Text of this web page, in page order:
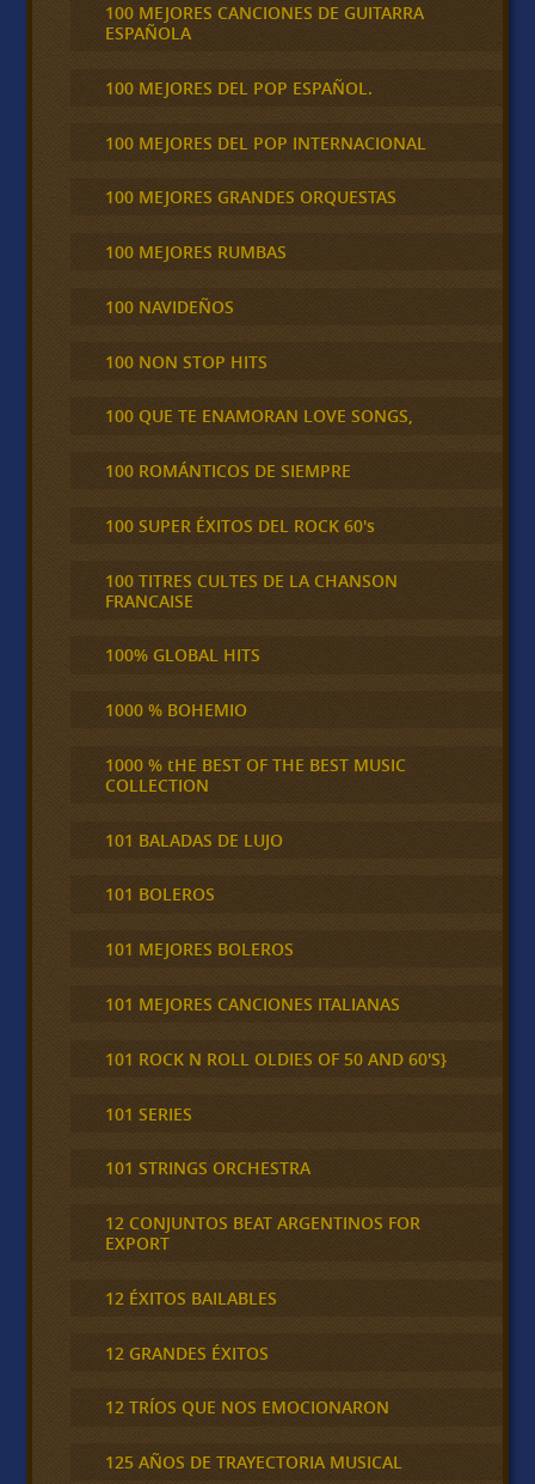
100 MEJORES CANCIONES DE GUITARRA
ESPAÑOLA
100 MEJORES DEL POP ESPAÑOL.
100 MEJORES DEL POP INTERNACIONAL
100 MEJORES GRANDES ORQUESTAS
100 MEJORES RUMBAS
100 NAVIDEÑOS
100 NON STOP HITS
100 QUE TE ENAMORAN LOVE SONGS,
100 ROMÁNTICOS DE SIEMPRE
100 SUPER ÉXITOS DEL ROCK 60's
100 TITRES CULTES DE LA CHANSON
FRANCAISE
100% GLOBAL HITS
1000 % BOHEMIO
1000 % tHE BEST OF THE BEST MUSIC
COLLECTION
101 BALADAS DE LUJO
101 BOLEROS
101 MEJORES BOLEROS
101 MEJORES CANCIONES ITALIANAS
101 ROCK N ROLL OLDIES OF 50 AND 60'S}
101 SERIES
101 STRINGS ORCHESTRA
12 CONJUNTOS BEAT ARGENTINOS FOR
EXPORT
12 ÉXITOS BAILABLES
12 GRANDES ÉXITOS
12 TRÍOS QUE NOS EMOCIONARON
125 AÑOS DE TRAYECTORIA MUSICAL